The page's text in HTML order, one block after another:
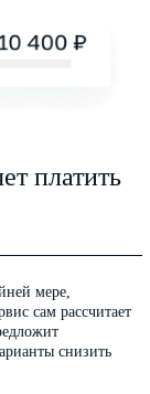
платить
мере,
сам рассчитает
снизить